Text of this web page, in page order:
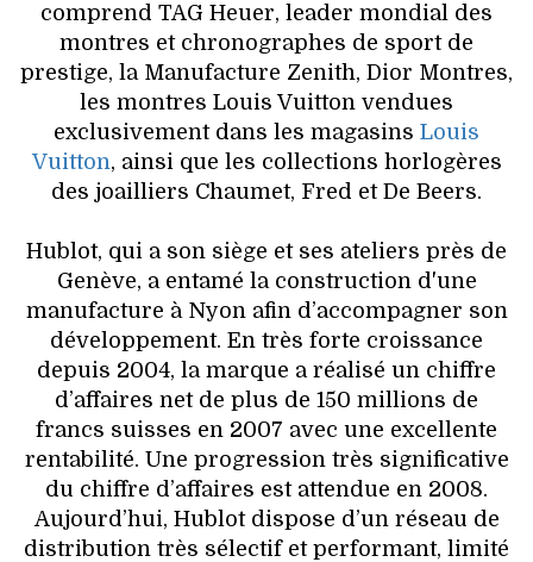
comprend TAG Heuer, leader mondial des
montres et chronographes de sport de
prestige, la Manufacture Zenith, Dior Montres,
les montres Louis Vuitton vendues
exclusivement dans les magasins Louis
Vuitton, ainsi que les collections horlogères
des joailliers Chaumet, Fred et De Beers.
Hublot, qui a son siège et ses ateliers près de
Genève, a entamé la construction d'une
manufacture à Nyon afin d’accompagner son
développement. En très forte croissance
depuis 2004, la marque a réalisé un chiffre
d’affaires net de plus de 150 millions de
francs suisses en 2007 avec une excellente
rentabilité. Une progression très significative
du chiffre d’affaires est attendue en 2008.
Aujourd’hui, Hublot dispose d’un réseau de
distribution très sélectif et performant, limité